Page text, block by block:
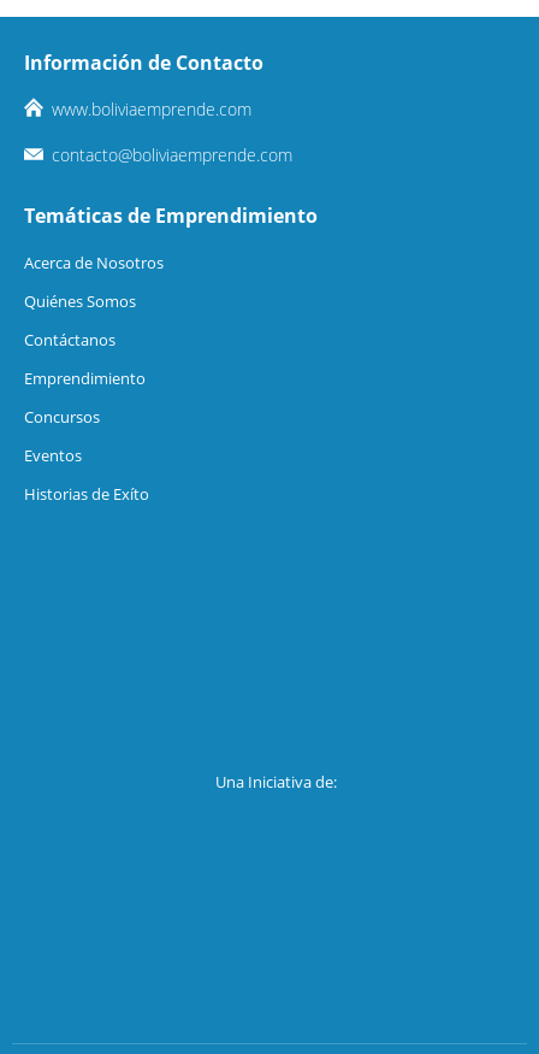
Información de Contacto
www.boliviaemprende.com
contacto@boliviaemprende.com
Temáticas de Emprendimiento
Acerca de Nosotros
Quiénes Somos
Contáctanos
Emprendimiento
Concursos
Eventos
Historias de Exíto
Una Iniciativa de: